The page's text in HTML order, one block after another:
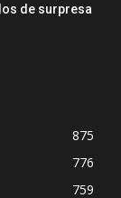
de surpresa
875
776
759